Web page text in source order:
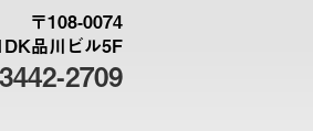
〒108-0074
品川ビル5F
2709